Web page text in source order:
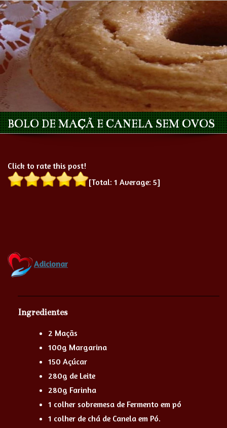
BOLO DE MAÇÃ E CANELA SEM OVOS
Click to rate this post!
[Total: 1 Average: 5]
Adicionar
Ingredientes
2 Maçãs
100g Margarina
150 Açúcar
280g de Leite
280g Farinha
1 colher sobremesa de Fermento em pó
1 colher de chá de Canela em Pó.